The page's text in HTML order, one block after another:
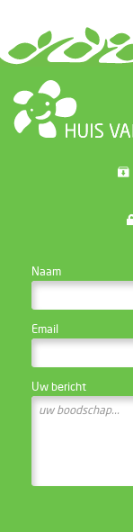
Naam
Email
Uw bericht